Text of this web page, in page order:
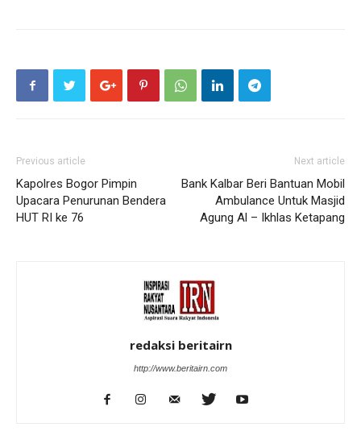
Previous article
Kapolres Bogor Pimpin
Upacara Penurunan Bendera
HUT RI ke 76
Next article
Bank Kalbar Beri Bantuan Mobil
Ambulance Untuk Masjid
Agung Al – Ikhlas Ketapang
redaksi beritairn
http://www.beritairn.com